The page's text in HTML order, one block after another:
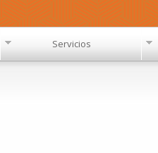
Servicios